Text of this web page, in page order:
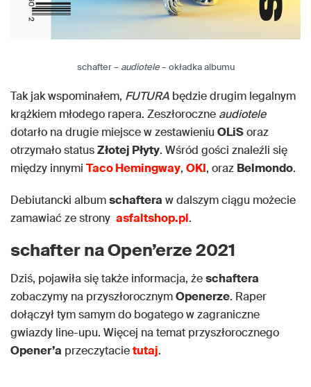
schafter – audiotele– okładka albumu
Tak jak wspominałem, FUTURA będzie drugim legalnym
krążkiem młodego rapera. Zeszłoroczne audiotele
dotarło na drugie miejsce w zestawieniu OLiSoraz
otrzymało statusZłotej Płyty. Wśród gości znaleźli się
między innymi Taco Hemingway, OKI, oraz Belmondo.
Debiutancki albumschaftera w dalszym ciągu możecie
zamawiać ze strony asfaltshop.pl.
schafter na Open’erze 2021
Dziś, pojawiła się także informacja, żeschaftera
zobaczymy na przyszłorocznymOpenerze. Raper
dołączył tym samym do bogatego w zagraniczne
gwiazdy line-upu. Więcej na temat przyszłorocznego
Opener’a przeczytacietutaj.